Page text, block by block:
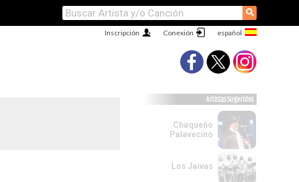
⚲
Conexión
Inscripción
Artistas Sugeridos
Chaqueño
Palavecino
Los Jaivas